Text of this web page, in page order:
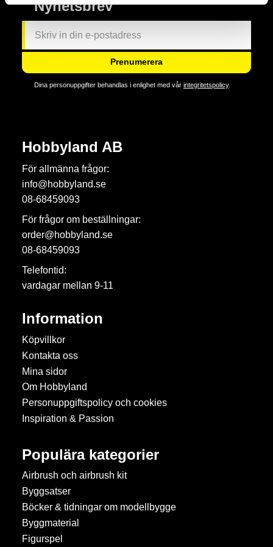
Nyhetsbrev
Prenumerera
Dina personuppgifter behandlas i enlighet med vår integritetspolicy.
Hobbyland AB
För allmänna frågor:
info@hobbyland.se
08-68459093
För frågor om beställningar:
order@hobbyland.se
08-68459093
Telefontid:
vardagar mellan 9-11
Information
Köpvillkor
Kontakta oss
Mina sidor
Om Hobbyland
Personuppgiftspolicy och cookies
Inspiration & Passion
Populära kategorier
Airbrush och airbrush kit
Byggsatser
Böcker & tidningar om modellbygge
Byggmaterial
Figurspel